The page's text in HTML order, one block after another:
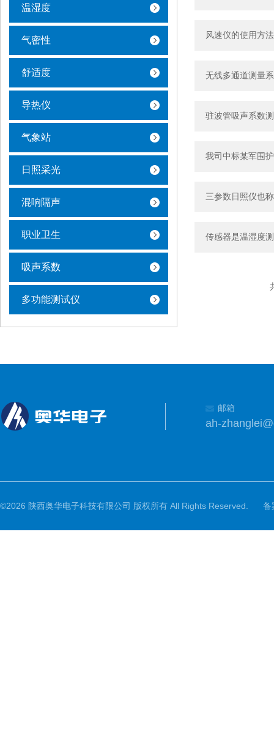
温湿度
气密性
舒适度
导热仪
气象站
日照采光
混响隔声
职业卫生
吸声系数
多功能测试仪
风速仪的使用方
无线多通道测量
驻波管吸声系数
我司中标某军围
三参数日照仪也
传感器是温湿度
邮箱
ah-
©2026 陕西奥华电子科技有限公司 版权所有 All Rights Reserved. 备